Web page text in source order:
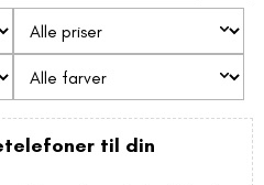
til din